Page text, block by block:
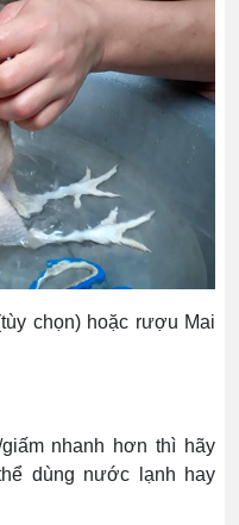
chọn) hoặc rượu Mai
nhanh hơn thì hãy
dùng nước lạnh hay